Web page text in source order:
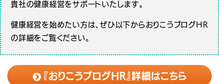
貴社の健康経営をサポートいたします。
健康経営を始めたい方は、ぜひ以下からおりこうブログHR
の詳細をご覧ください。
『おりこうブログHR』詳細はこちら